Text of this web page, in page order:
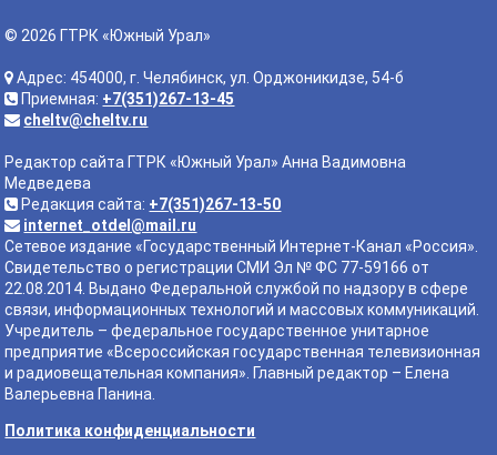
© 2026 ГТРК «Южный Урал»
Адрес: 454000, г. Челябинск, ул. Орджоникидзе, 54-б
Приемная: +7(351)267-13-45
cheltv@cheltv.ru
Редактор сайта ГТРК «Южный Урал» Анна Вадимовна
Медведева
Редакция сайта: +7(351)267-13-50
internet_otdel@mail.ru
Сетевое издание «Государственный Интернет-Канал «Россия».
Свидетельство о регистрации СМИ Эл № ФС 77-59166 от
22.08.2014. Выдано Федеральной службой по надзору в сфере
связи, информационных технологий и массовых коммуникаций.
Учредитель – федеральное государственное унитарное
предприятие «Всероссийская государственная телевизионная
и радиовещательная компания». Главный редактор – Елена
Валерьевна Панина.
Политика конфиденциальности